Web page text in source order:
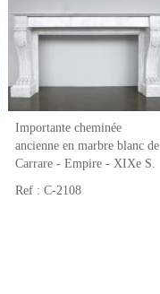
Importante cheminée
ancienne en marbre blanc de
Carrare - Empire - XIXe S.
Ref : C-2108